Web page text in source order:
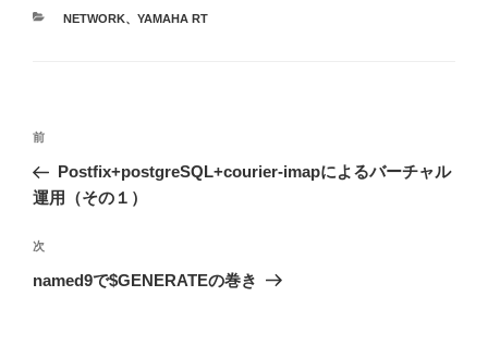
カ
NETWORK、 YAMAHA RT
投
ナ
ゲ
ー
前
の
投
前
Postfix+postgreSQL+courier-imapによるバーチャル
運用（その１）
次
の
次
named9で$GENERATEの巻き